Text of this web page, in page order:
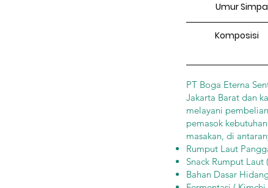
Umur
Komposisi
PT Boga Eterna
Jakarta Barat dan
melayani
pemasok
masakan, di
Rumput Laut
Snack Rumput
Bahan Dasar